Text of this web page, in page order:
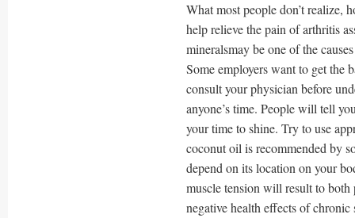
What most people don’t realize,
help relieve the pain of arthritis
mineralsmay be one of the
Some employers want to get the
consult your physician before
anyone’s time. People will tell
your time to shine. Try to use
coconut oil is recommended by
depend on its location on your
muscle tension will result to both
negative health effects of